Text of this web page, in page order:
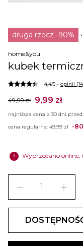
druga rzecz -90%
home&you
kubek
4,4/5 - opinii
49,99 zł 9,99 zł
najniższa cena z 30 dni
cena regularna: 49,99 zł -
error Wyprzedano online,
remove add